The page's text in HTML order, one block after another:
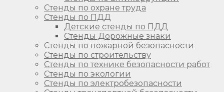
Стенды по охране труда
Стенды по ПДД
Детские стенды по ПДД
Стенды Дорожные знаки
Стенды по пожарной безопасности
Стенды по строительству
Стенды по технике безопасности работ
Стенды по экологии
Стенды по электробезопасности